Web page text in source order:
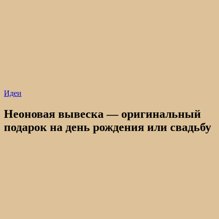
Идеи
Неоновая вывеска — оригинальный
подарок на день рождения или свадьбу